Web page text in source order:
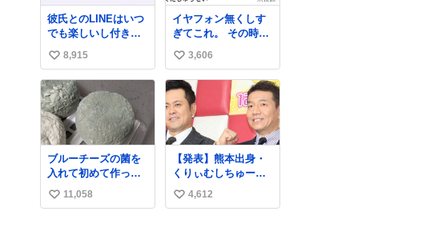
彼氏とのLINEはいつ
でも楽しいし付き合
いたての頃の嬉しか
ったLINEは無限にあ
るけど(同棲前は1日
で各50通くらい送り
あってたし)最近嬉し
かったのはこれ
い
い
ね
数
8,915
イヤフォン無くしす
ぎてこれ。 その時好
きだった男のセコム
の名前にしてる
い
い
数
3,606
ブルーチーズの菌を
入れて初めて作って
みたチーズなんだけ
ど 本能でちょっとヤ
い
11,058
【発表】熊本出身・
くりぃむしちゅーら
の所属事務所、被災
地に義援金寄付
い
4,612